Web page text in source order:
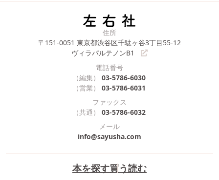
本を探す買う読む
住所
〒151-0051 東京都渋谷区千駄ヶ谷3丁目55-12
ヴィラパルテノンB1
電話番号
（編集）
03-5786-6030
（営業）
03-5786-6031
ファックス
（共通）
03-5786-6032
メール
info@sayusha.com